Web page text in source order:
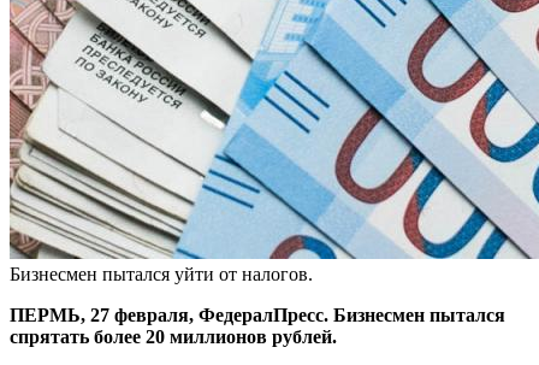
Бизнесмен пытался уйти от налогов.
ПЕРМЬ, 27 февраля, ФедералПресс. Бизнесмен пытался
спрятать более 20 миллионов рублей.